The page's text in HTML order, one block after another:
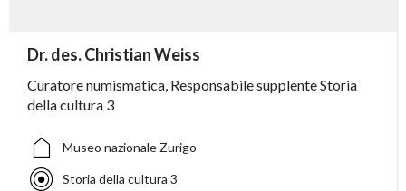
accessibility.sr-only.person_card_info
Dr. des. Christian Weiss
Curatore numismatica, Responsabile supplente Storia
della cultura 3
accessibility.sr-only.museum
Museo nazionale Zurigo
accessibility.sr-only.departement
Storia della cultura 3
accessibility.sr-only.phone